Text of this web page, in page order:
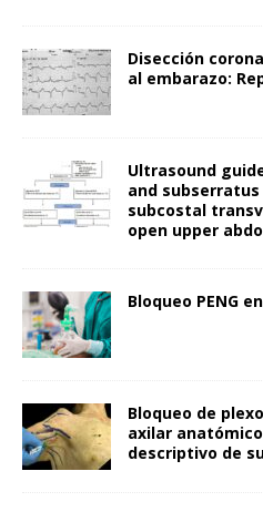
Disección
al embarazo:
Ultrasound
and
subcostal
open upper
Bloqueo PENG
Bloqueo de
axilar
descriptivo de